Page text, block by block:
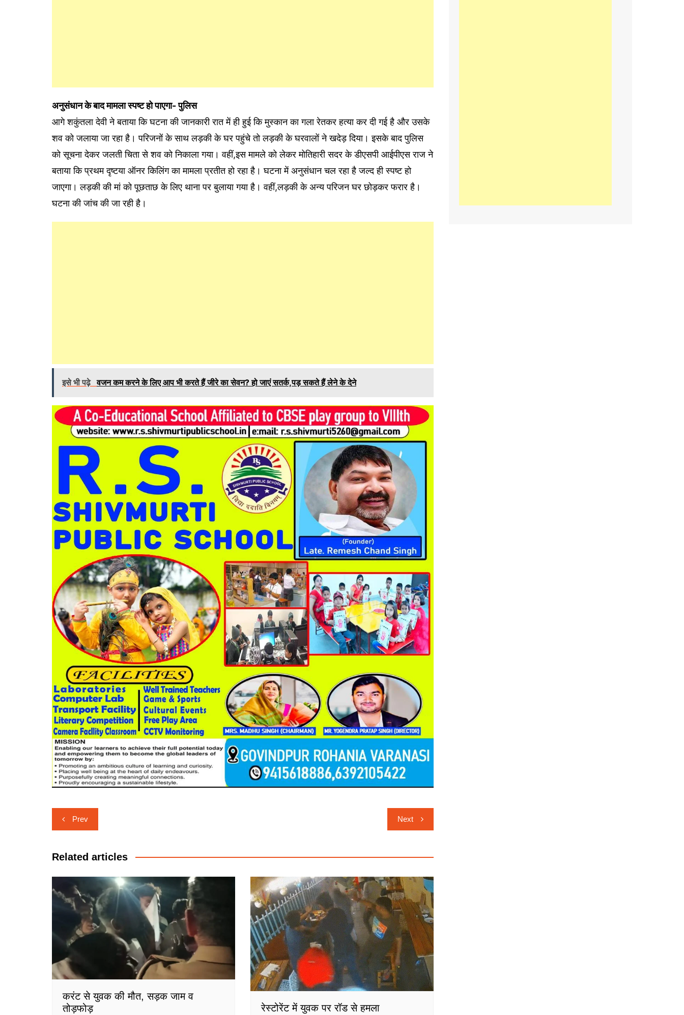
अनुसंधान के बाद मामला स्पष्ट हो पाएगा- पुलिस
आगे शकुंतला देवी ने बताया कि घटना की जानकारी रात में ही हुई कि मुस्कान का गला रेतकर हत्या कर दी गई है और उसके
शव को जलाया जा रहा है। परिजनों के साथ लड़की के घर पहुंचे तो लड़की के घरवालों ने खदेड़ दिया। इसके बाद पुलिस
को सूचना देकर जलती चिता से शव को निकाला गया। वहीं,इस मामले को लेकर मोतिहारी सदर के डीएसपी आईपीएस राज ने
बताया कि प्रथम दृष्टया ऑनर किलिंग का मामला प्रतीत हो रहा है। घटना में अनुसंधान चल रहा है जल्द ही स्पष्ट हो
जाएगा। लड़की की मां को पूछताछ के लिए थाना पर बुलाया गया है। वहीं,लड़की के अन्य परिजन घर छोड़कर फरार है।
घटना की जांच की जा रही है।
इसे भी पढ़े वजन कम करने के लिए आप भी करते हैं जीरे का सेवन? हो जाएं सतर्क,पड़ सकते हैं लेने के देने
Post
navigation
Prev Next
Related articles
करंट से युवक की मौत, सड़क जाम व
तोड़फोड़
रेस्टोरेंट में युवक पर रॉड से हमला